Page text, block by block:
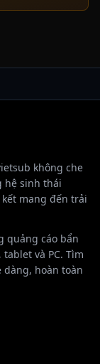
không che
hệ sinh thái
mang đến trải
quảng cáo bẩn
và PC. Tìm
hoàn toàn